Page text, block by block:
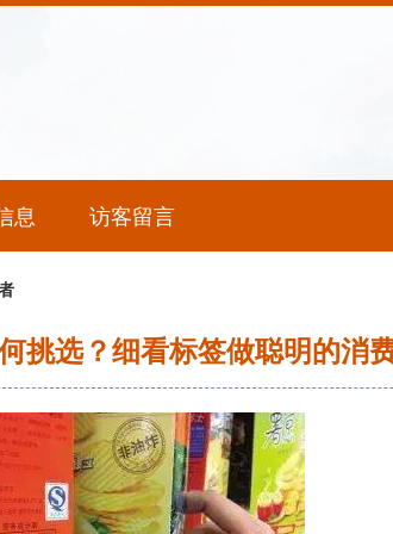
息 访客留言
挑选？细看标签做聪明的消